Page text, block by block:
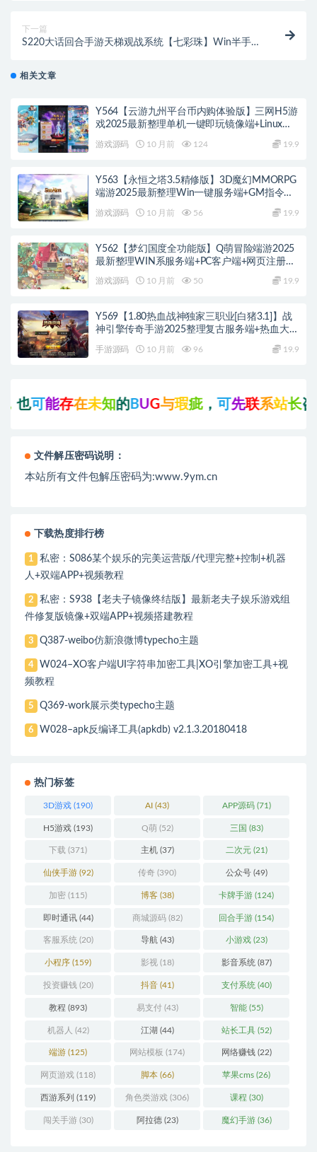
下一篇
S220大话回合手游天梯观战系统【七彩珠】Win半手工
相关文章
Y564【云游九州平台币内购体验版】三网H5游
戏2025最新整理单机一键即玩镜像端+Linux手
游戏源码 10 月前 124 19.9
Y563【永恒之塔3.5精修版】3D魔幻MMORPG
端游2025最新整理Win一键服务端+GM指令
游戏源码 10 月前 56 19.9
Y562【梦幻国度全功能版】Q萌冒险端游2025
最新整理WIN系服务端+PC客户端+网页注册
游戏源码 10 月前 50 19.9
Y569【1.80热血战神独家三职业[白猪3.1]】战
神引擎传奇手游2025整理复古服务端+热血大陆
手游源码 10 月前 96 19.9
能存在未知的BUG与瑕疵，可先 联系站长咨询后
文件解压密码说明：
本站所有文件包解压密码为:www.9ym.cn
下载热度排行榜
1
私密：S086某个娱乐的完美运营版/代理完整+控制+机器
人+双端APP+视频教程
2
私密：S938【老夫子镜像终结版】最新老夫子娱乐游戏组
件修复版镜像+双端APP+视频搭建教程
3 Q387-weibo仿新浪微博typecho主题
4
W024–XO客户端UI字符串加密工具|XO引擎加密工具+视
频教程
5 Q369-work展示类typecho主题
6 W028–apk反编译工具(apkdb) v2.1.3.20180418
热门标签
3D游戏 (190) AI (43) APP源码(71)
H5游戏 (193) Q萌(52) 三国 (83)
下载 (371) 主机(37) 二次元(21)
仙侠手游(92) 传奇 (390) 公众号(49)
加密 (115) 博客(38) 卡牌手游 (124)
即时通讯(44) 商城源码(82) 回合手游 (154)
客服系统(20) 导航(43) 小游戏(23)
小程序 (159) 影视(18) 影音系统 (87)
投资赚钱 (20) 抖音(41) 支付系统 (40)
教程 (893) 易支付(43) 智能(55)
机器人 (42) 江湖 (44) 站长工具(52)
端游 (125) 网站模板 (174) 网络赚钱(22)
网页游戏 (118) 脚本(66) 苹果cms (26)
西游系列 (119) 角色类游戏 (306) 课程 (30)
闯关手游(30) 阿拉德(23) 魔幻手游(36)